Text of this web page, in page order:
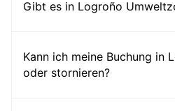
Gibt es in Logroño
Kann ich meine Buchung in
oder stornieren?